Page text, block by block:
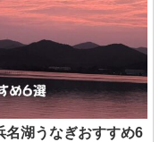
名湖うなぎおすすめ6